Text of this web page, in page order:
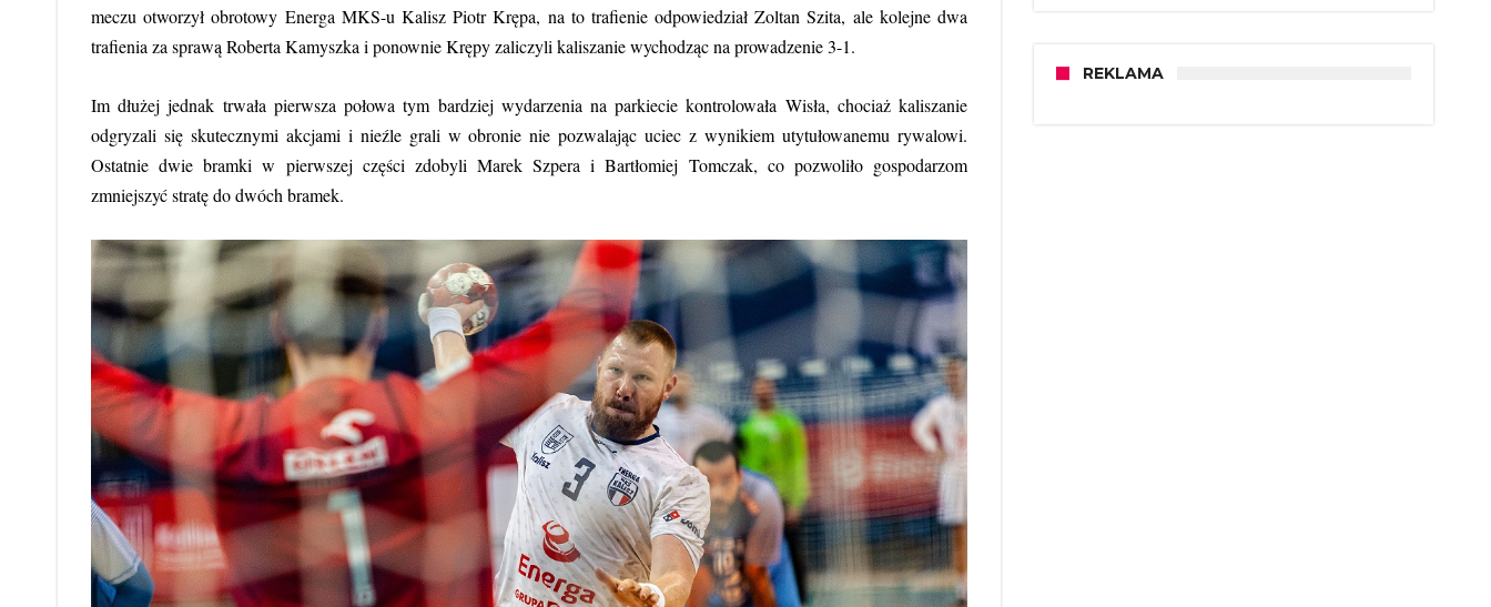
meczu otworzył obrotowy Energa MKS-u Kalisz Piotr Krępa, na to trafienie odpowiedział Zoltan Szita, ale kolejne dwa
trafienia za sprawą Roberta Kamyszka i ponownie Krępy zaliczyli kaliszanie wychodząc na prowadzenie 3-1.
Im dłużej jednak trwała pierwsza połowa tym bardziej wydarzenia na parkiecie kontrolowała Wisła, chociaż kaliszanie
odgryzali się skutecznymi akcjami i nieźle grali w obronie nie pozwalając uciec z wynikiem utytułowanemu rywalowi.
Ostatnie dwie bramki w pierwszej części zdobyli Marek Szpera i Bartłomiej Tomczak, co pozwoliło gospodarzom
zmniejszyć stratę do dwóch bramek.
REKLAMA